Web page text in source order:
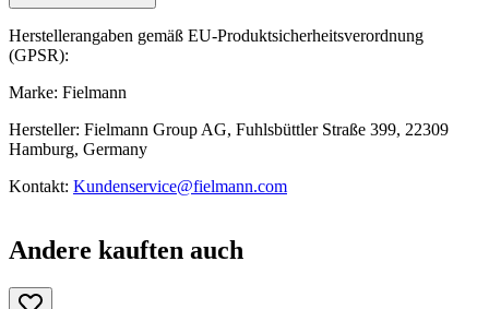
Herstellerangaben gemäß EU-Produktsicherheitsverordnung
(GPSR):
Marke: Fielmann
Hersteller: Fielmann Group AG, Fuhlsbüttler Straße 399, 22309
Hamburg, Germany
Kontakt: Kundenservice@fielmann.com
Andere kauften auch